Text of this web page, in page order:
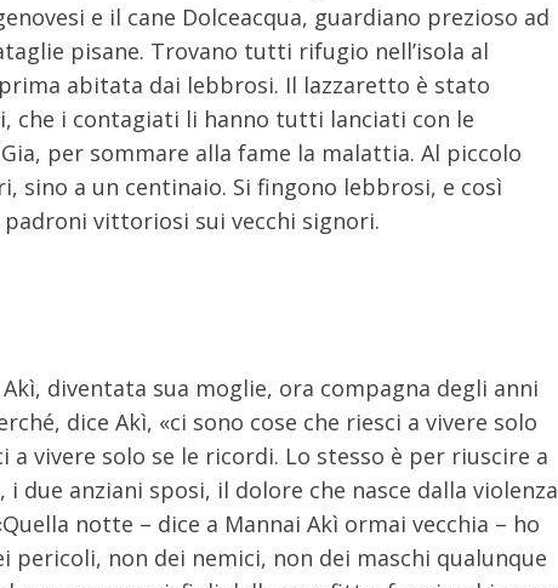
e il cane Dolceacqua, guardiano prezioso ad
pisane. Trovano tutti rifugio nell’isola al
abitata dai lebbrosi. Il lazzaretto è stato
che i contagiati li hanno tutti lanciati con le
per sommare alla fame la malattia. Al piccolo
sino a un centinaio. Si fingono lebbrosi, e così
vittoriosi sui vecchi signori.
diventata sua moglie, ora compagna degli anni
dice Akì, «ci sono cose che riesci a vivere solo
a vivere solo se le ricordi. Lo stesso è per riuscire a
i due anziani sposi, il dolore che nasce dalla violenza
notte – dice a Mannai Akì ormai vecchia – ho
non dei nemici, non dei maschi qualunque